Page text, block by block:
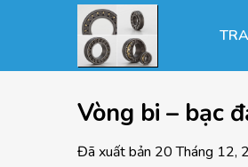
dung
Vòng bi – bạc
Đã xuất bản 20 Tháng 12,